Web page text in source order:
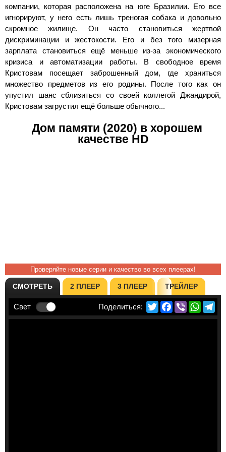
компании, которая расположена на юге Бразилии. Его все
игнорируют, у него есть лишь треногая собака и довольно
скромное жилище. Он часто становиться жертвой
дискриминации и жестокости. Его и без того мизерная
зарплата становиться ещё меньше из-за экономического
кризиса и автоматизации работы. В свободное время
Кристовам посещает заброшенный дом, где храниться
множество предметов из его родины. После того как он
упустил шанс сблизиться со своей коллегой Джандирой,
Кристовам загрустил ещё больше обычного...
Дом памяти (2020) в хорошем
качестве HD
Проверяйте новые серии и качество во всех плеерах!
СМОТРЕТЬ 2 ПЛЕЕР 3 ПЛЕЕР ТРЕЙЛЕР
Свет TwitterFacebook
Viber